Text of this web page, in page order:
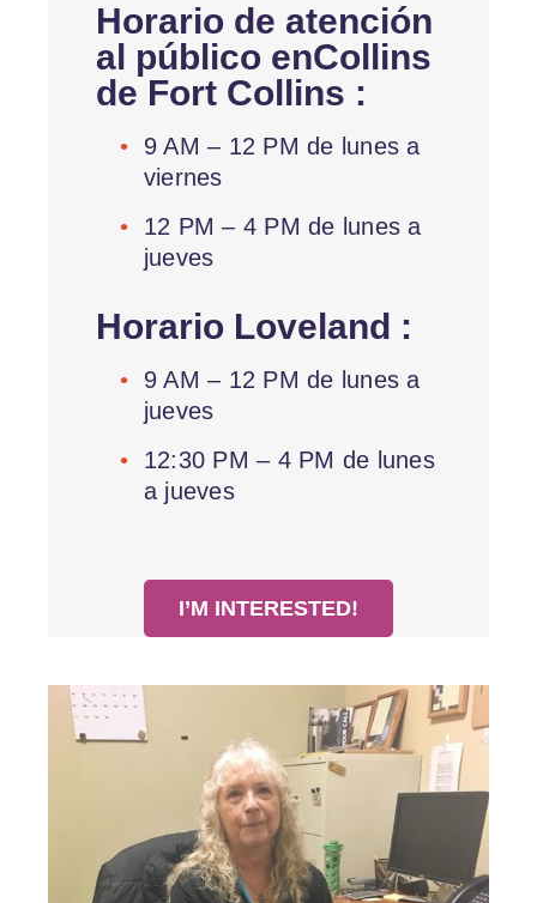
Horario de atención
al público enCollins
de Fort Collins :
9 AM – 12 PM de lunes a
viernes
12 PM – 4 PM de lunes a
jueves
Horario Loveland :
9 AM – 12 PM de lunes a
jueves
12:30 PM – 4 PM de lunes
a jueves
I’M INTERESTED!